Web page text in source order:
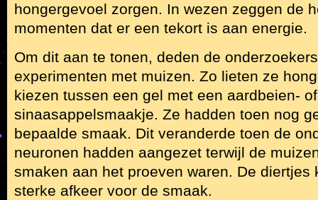
hongergevoel zorgen. In wezen zeggen de
momenten dat er een tekort is aan energie.
Om dit aan te tonen, deden de
experimenten met muizen. Zo lieten ze
kiezen tussen een gel met een aardbeien-
sinaasappelsmaakje. Ze hadden toen nog
bepaalde smaak. Dit veranderde toen de
neuronen hadden aangezet terwijl de
smaken aan het proeven waren. De diertjes
sterke afkeer voor de smaak.